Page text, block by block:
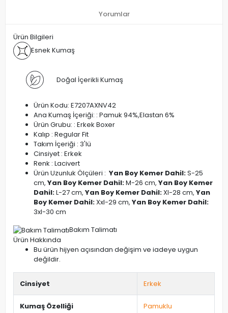
Yorumlar
Ürün Bilgileri
Esnek Kumaş
Doğal İçerikli Kumaş
Ürün Kodu: E7207AXNV42
Ana Kumaş İçeriği: : Pamuk 94%,Elastan 6%
Ürün Grubu: : Erkek Boxer
Kalıp : Regular Fit
Takım İçeriği : 3'lü
Cinsiyet : Erkek
Renk : Lacivert
Ürün Uzunluk Ölçüleri : Yan Boy Kemer Dahil:S-25
cm, Yan Boy Kemer Dahil:M-26 cm, Yan Boy Kemer
Dahil:L-27 cm, Yan Boy Kemer Dahil:Xl-28 cm, Yan
Boy Kemer Dahil:Xxl-29 cm, Yan Boy Kemer Dahil:
3xl-30 cm
Bakım Talimatı
Ürün Hakkında
Bu ürün hijyen açısından değişim ve iadeye uygun
değildir.
Cinsiyet Erkek
Kumaş Özelliği Pamuklu